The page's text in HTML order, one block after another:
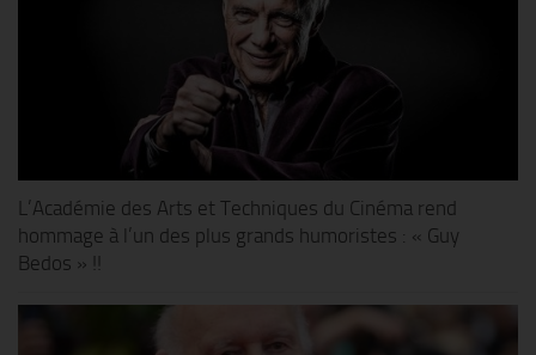
L’Académie des Arts et Techniques du Cinéma rend
hommage à l’un des plus grands humoristes : « Guy
Bedos » !!